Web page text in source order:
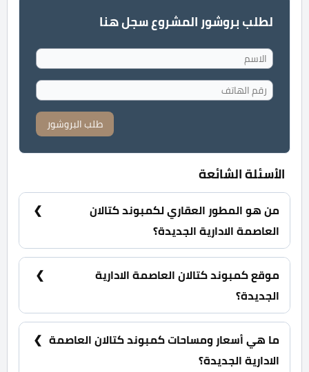
لطلب بروشور المشروع سجل هنا
طلب البروشور
الأسئلة الشائعة
من هو المطور العقاري لكمبوند كتالان
العاصمة الادارية الجديدة؟
شركة جيتس للتطوير العقاري Gates developments.
موقع كمبوند كتالان العاصمة الادارية
الجديدة؟
كمبوند كتالان العاصمة الجديدة يقع في الحي السابع
R7.
ما هي أسعار ومساحات كمبوند كتالان العاصمة
الادارية الجديدة؟